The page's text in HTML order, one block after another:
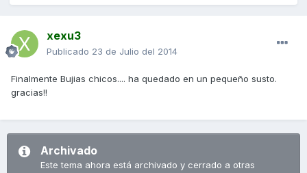
xexu3
Publicado 23 de Julio del 2014
Finalmente Bujias chicos.... ha quedado en un pequeño susto.
gracias!!
Archivado
Este tema ahora está archivado y cerrado a otras